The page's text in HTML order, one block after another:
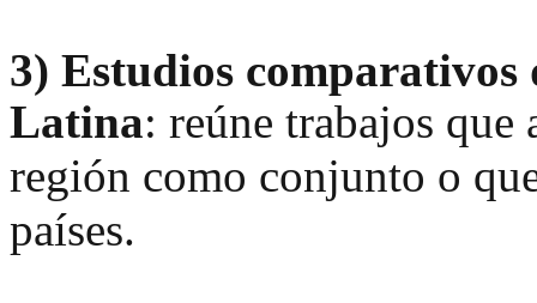
3) Estudios
Latina: reúne trabajos que
región como conjunto o
países.